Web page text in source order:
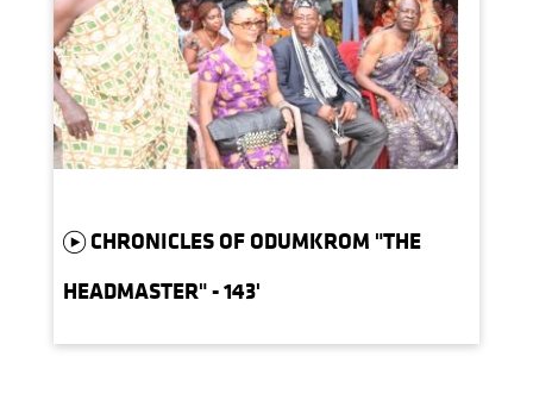
CHRONICLES OF ODUMKROM "THE
HEADMASTER" - 143'